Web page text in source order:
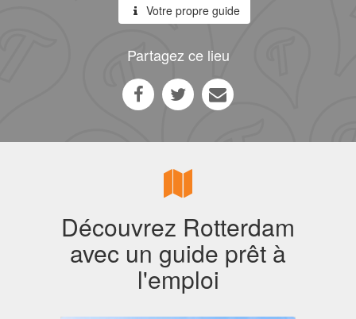
Votre propre guide
Partagez ce lieu
Découvrez Rotterdam
avec un guide prêt à
l'emploi